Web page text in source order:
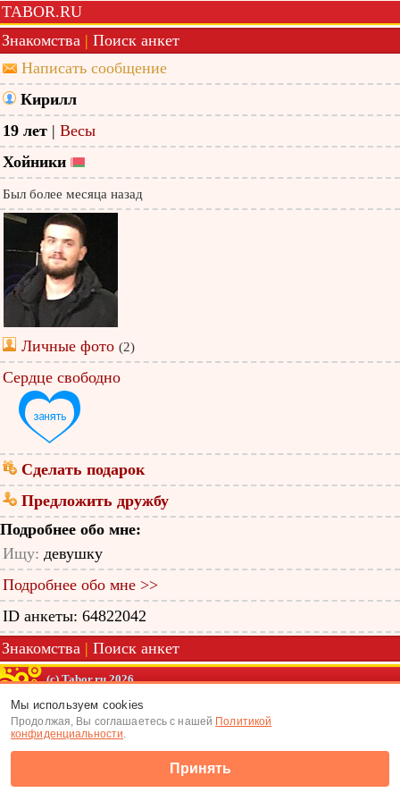
TABOR.RU
Знакомства | Поиск анкет
Написать сообщение
Кирилл
19 лет | Весы
Хойники
Был более месяца назад
Личные фото (2)
Сердце свободно
Сделать подарок
Предложить дружбу
Подробнее обо мне:
Ищу: девушку
Подробнее обо мне >>
ID анкеты: 64822042
Знакомства | Поиск анкет
(c) Tabor.ru 2026
Мы используем cookies
Продолжая, Вы соглашаетесь с нашей Политикой
конфиденциальности.
Принять